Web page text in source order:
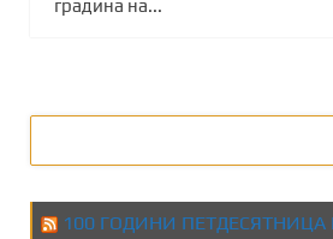
градина на...
100 ГОДИНИ ПЕТДЕСЯТНИЦА